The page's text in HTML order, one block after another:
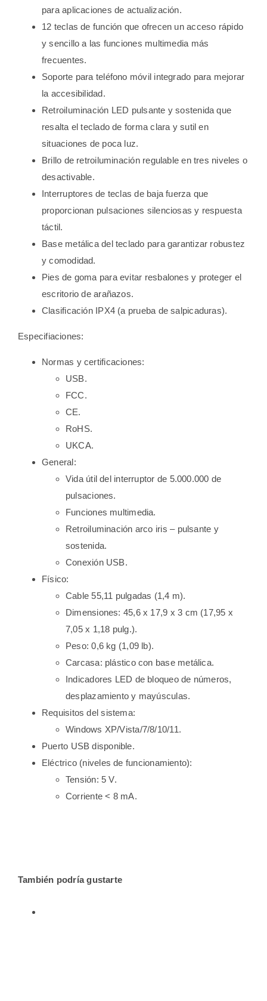
para aplicaciones de actualización.
12 teclas de función que ofrecen un acceso rápido
y sencillo a las funciones multimedia más
frecuentes.
Soporte para teléfono móvil integrado para mejorar
la accesibilidad.
Retroiluminación LED pulsante y sostenida que
resalta el teclado de forma clara y sutil en
situaciones de poca luz.
Brillo de retroiluminación regulable en tres niveles o
desactivable.
Interruptores de teclas de baja fuerza que
proporcionan pulsaciones silenciosas y respuesta
táctil.
Base metálica del teclado para garantizar robustez
y comodidad.
Pies de goma para evitar resbalones y proteger el
escritorio de arañazos.
Clasificación IPX4 (a prueba de salpicaduras).
Especifiaciones:
Normas y certificaciones:
USB.
FCC.
CE.
RoHS.
UKCA.
General:
Vida útil del interruptor de 5.000.000 de
pulsaciones.
Funciones multimedia.
Retroiluminación arco iris – pulsante y
sostenida.
Conexión USB.
Físico:
Cable 55,11 pulgadas (1,4 m).
Dimensiones: 45,6 x 17,9 x 3 cm (17,95 x
7,05 x 1,18 pulg.).
Peso: 0,6 kg (1,09 lb).
Carcasa: plástico con base metálica.
Indicadores LED de bloqueo de números,
desplazamiento y mayúsculas.
Requisitos del sistema:
Windows XP/Vista/7/8/10/11.
Puerto USB disponible.
Eléctrico (niveles de funcionamiento):
Tensión: 5 V.
Corriente < 8 mA.
También podría gustarte